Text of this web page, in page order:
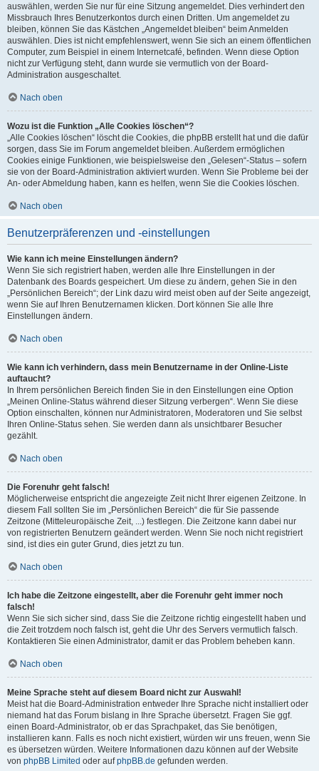
auswählen, werden Sie nur für eine Sitzung angemeldet. Dies verhindert den
Missbrauch Ihres Benutzerkontos durch einen Dritten. Um angemeldet zu
bleiben, können Sie das Kästchen „Angemeldet bleiben“ beim Anmelden
auswählen. Dies ist nicht empfehlenswert, wenn Sie sich an einem öffentlichen
Computer, zum Beispiel in einem Internetcafé, befinden. Wenn diese Option
nicht zur Verfügung steht, dann wurde sie vermutlich von der Board-
Administration ausgeschaltet.
Nach oben
Wozu ist die Funktion „Alle Cookies löschen“?
„Alle Cookies löschen“ löscht die Cookies, die phpBB erstellt hat und die dafür
sorgen, dass Sie im Forum angemeldet bleiben. Außerdem ermöglichen
Cookies einige Funktionen, wie beispielsweise den „Gelesen“-Status – sofern
sie von der Board-Administration aktiviert wurden. Wenn Sie Probleme bei der
An- oder Abmeldung haben, kann es helfen, wenn Sie die Cookies löschen.
Nach oben
Benutzerpräferenzen und -einstellungen
Wie kann ich meine Einstellungen ändern?
Wenn Sie sich registriert haben, werden alle Ihre Einstellungen in der
Datenbank des Boards gespeichert. Um diese zu ändern, gehen Sie in den
„Persönlichen Bereich“; der Link dazu wird meist oben auf der Seite angezeigt,
wenn Sie auf Ihren Benutzernamen klicken. Dort können Sie alle Ihre
Einstellungen ändern.
Nach oben
Wie kann ich verhindern, dass mein Benutzername in der Online-Liste
auftaucht?
In Ihrem persönlichen Bereich finden Sie in den Einstellungen eine Option
„Meinen Online-Status während dieser Sitzung verbergen“. Wenn Sie diese
Option einschalten, können nur Administratoren, Moderatoren und Sie selbst
Ihren Online-Status sehen. Sie werden dann als unsichtbarer Besucher
gezählt.
Nach oben
Die Forenuhr geht falsch!
Möglicherweise entspricht die angezeigte Zeit nicht Ihrer eigenen Zeitzone. In
diesem Fall sollten Sie im „Persönlichen Bereich“ die für Sie passende
Zeitzone (Mitteleuropäische Zeit, ...) festlegen. Die Zeitzone kann dabei nur
von registrierten Benutzern geändert werden. Wenn Sie noch nicht registriert
sind, ist dies ein guter Grund, dies jetzt zu tun.
Nach oben
Ich habe die Zeitzone eingestellt, aber die Forenuhr geht immer noch
falsch!
Wenn Sie sich sicher sind, dass Sie die Zeitzone richtig eingestellt haben und
die Zeit trotzdem noch falsch ist, geht die Uhr des Servers vermutlich falsch.
Kontaktieren Sie einen Administrator, damit er das Problem beheben kann.
Nach oben
Meine Sprache steht auf diesem Board nicht zur Auswahl!
Meist hat die Board-Administration entweder Ihre Sprache nicht installiert oder
niemand hat das Forum bislang in Ihre Sprache übersetzt. Fragen Sie ggf.
einen Board-Administrator, ob er das Sprachpaket, das Sie benötigen,
installieren kann. Falls es noch nicht existiert, würden wir uns freuen, wenn Sie
es übersetzen würden. Weitere Informationen dazu können auf der Website
von phpBB Limited oder aufphpBB.de gefunden werden.